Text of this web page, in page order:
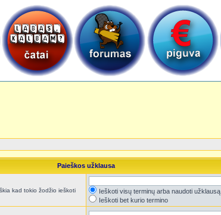
Paieškos užklausa
kad tokio žodžio ieškoti
Ieškoti visų terminų arba naudoti užklausą
Ieškoti bet kurio termino